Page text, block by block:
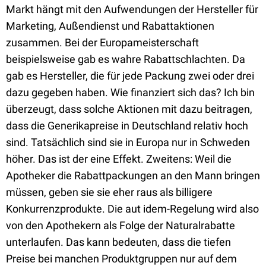
Markt hängt mit den Aufwendungen der Hersteller für
Marketing, Außendienst und Rabattaktionen
zusammen. Bei der Europameisterschaft
beispielsweise gab es wahre Rabattschlachten. Da
gab es Hersteller, die für jede Packung zwei oder drei
dazu gegeben haben. Wie finanziert sich das? Ich bin
überzeugt, dass solche Aktionen mit dazu beitragen,
dass die Generikapreise in Deutschland relativ hoch
sind. Tatsächlich sind sie in Europa nur in Schweden
höher. Das ist der eine Effekt. Zweitens: Weil die
Apotheker die Rabattpackungen an den Mann bringen
müssen, geben sie sie eher raus als billigere
Konkurrenzprodukte. Die aut idem-Regelung wird also
von den Apothekern als Folge der Naturalrabatte
unterlaufen. Das kann bedeuten, dass die tiefen
Preise bei manchen Produktgruppen nur auf dem